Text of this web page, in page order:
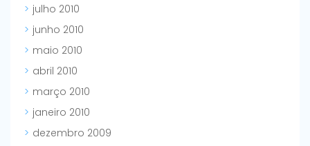
julho 2010
junho 2010
maio 2010
abril 2010
março 2010
janeiro 2010
dezembro 2009